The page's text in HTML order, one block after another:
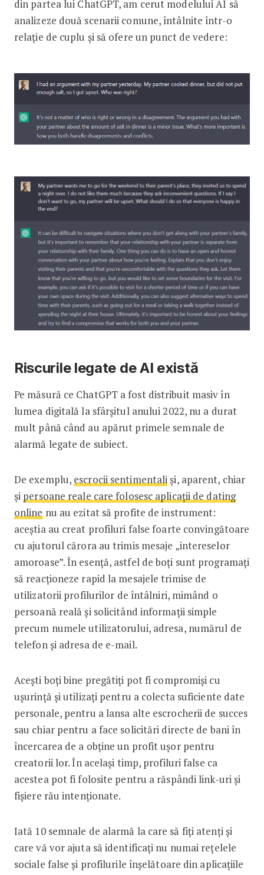
din partea lui ChatGPT, am cerut modelului AI să
analizeze două scenarii comune, întâlnite într-o
relație de cuplu și să ofere un punct de vedere:
Riscurile legate de AI există
Pe măsură ce ChatGPT a fost distribuit masiv în
lumea digitală la sfârșitul anului 2022, nu a durat
mult până când au apărut primele semnale de
alarmă legate de subiect.
De exemplu, escrocii sentimentaliși, aparent, chiar
și persoane reale care folosesc aplicații de dating
online nu au ezitat să profite de instrument:
aceștia au creat profiluri false foarte convingătoare
cu ajutorul cărora au trimis mesaje „intereselor
amoroase”. În esență, astfel de boți sunt programați
să reacționeze rapid la mesajele trimise de
utilizatorii profilurilor de întâlniri, mimând o
persoană reală și solicitând informații simple
precum numele utilizatorului, adresa, numărul de
telefon și adresa de e-mail.
Acești boți bine pregătiți pot fi compromiși cu
ușurință și utilizați pentru a colecta suficiente date
personale, pentru a lansa alte escrocherii de succes
sau chiar pentru a face solicitări directe de bani în
încercarea de a obține un profit ușor pentru
creatorii lor. În același timp, profiluri false ca
acestea pot fi folosite pentru a răspândi link-uri și
fișiere rău intenționate.
Iată 10 semnale de alarmă la care să fiți atenți și
care vă vor ajuta să identificați nu numai rețelele
sociale false și profilurile înșelătoare din aplicațiile